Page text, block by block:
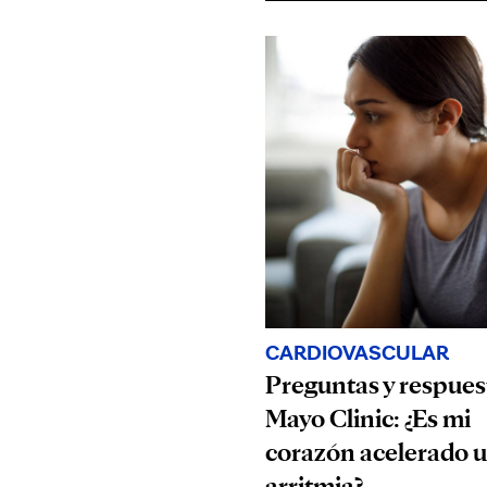
CARDIOVASCULAR
Preguntas y
Mayo Clinic: ¿Es mi
corazón acelerado